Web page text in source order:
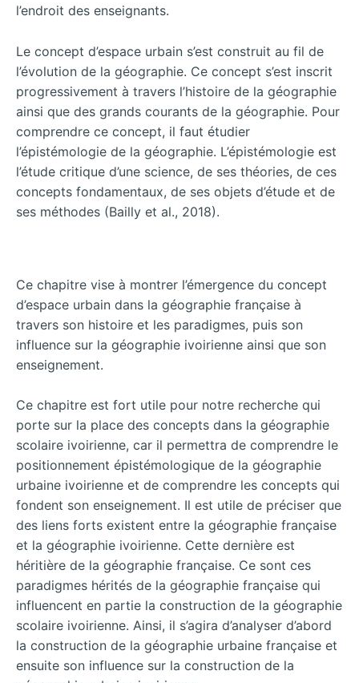
l’endroit des enseignants.
Le concept d’espace urbain s’est construit au fil de
l’évolution de la géographie. Ce concept s’est inscrit
progressivement à travers l’histoire de la géographie
ainsi que des grands courants de la géographie. Pour
comprendre ce concept, il faut étudier
l’épistémologie de la géographie. L’épistémologie est
l’étude critique d’une science, de ses théories, de ces
concepts fondamentaux, de ses objets d’étude et de
ses méthodes (Bailly et al., 2018).
Ce chapitre vise à montrer l’émergence du concept
d’espace urbain dans la géographie française à
travers son histoire et les paradigmes, puis son
influence sur la géographie ivoirienne ainsi que son
enseignement.
Ce chapitre est fort utile pour notre recherche qui
porte sur la place des concepts dans la géographie
scolaire ivoirienne, car il permettra de comprendre le
positionnement épistémologique de la géographie
urbaine ivoirienne et de comprendre les concepts qui
fondent son enseignement. Il est utile de préciser que
des liens forts existent entre la géographie française
et la géographie ivoirienne. Cette dernière est
héritière de la géographie française. Ce sont ces
paradigmes hérités de la géographie française qui
influencent en partie la construction de la géographie
scolaire ivoirienne. Ainsi, il s’agira d’analyser d’abord
la construction de la géographie urbaine française et
ensuite son influence sur la construction de la